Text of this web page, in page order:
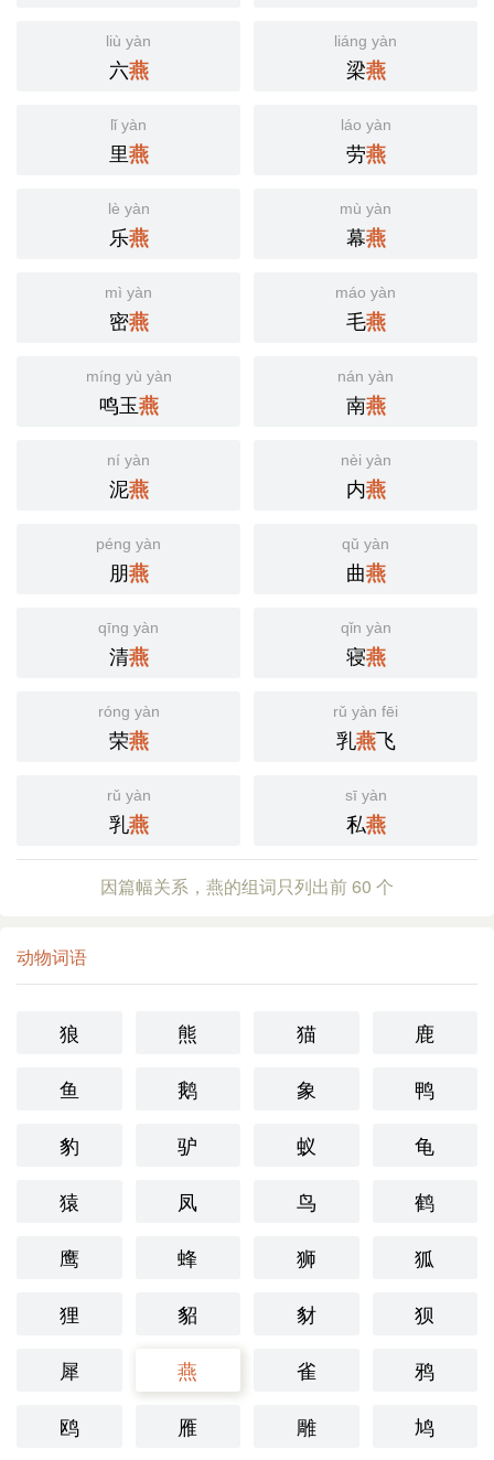
liù yàn
六燕
liáng yàn
梁燕
lǐ yàn
里燕
láo yàn
劳燕
lè yàn
乐燕
mù yàn
幕燕
mì yàn
密燕
máo yàn
毛燕
míng yù yàn
鸣玉燕
nán yàn
南燕
ní yàn
泥燕
nèi yàn
内燕
péng yàn
朋燕
qǔ yàn
曲燕
qīng yàn
清燕
qǐn yàn
寝燕
róng yàn
荣燕
rǔ yàn fēi
乳燕飞
rǔ yàn
乳燕
sī yàn
私燕
因篇幅关系，燕的组词只列出前 60 个
动物词语
狼 熊 猫
鹿
鱼
鹅 象
鸭
豹
驴 蚁
龟
猿
凤 鸟
鹤
鹰
蜂 狮
狐
狸
貂 豺
狈
犀
燕 雀
鸦
鸥
雁 雕
鸠